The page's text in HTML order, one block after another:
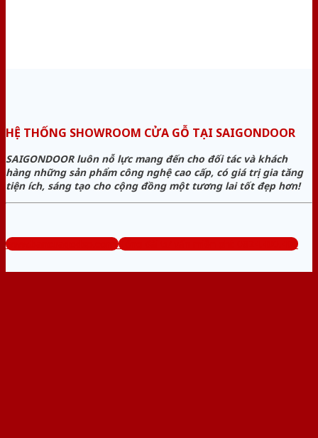
HỆ THỐNG SHOWROOM CỬA GỖ TẠI SAIGONDOOR
SAIGONDOOR luôn nỗ lực mang đến cho đối tác và khách
hàng những sản phẩm công nghệ cao cấp, có giá trị gia tăng
tiện ích, sáng tạo cho cộng đồng một tương lai tốt đẹp hơn!
www.bancuagodep.com Tổng đài tư vấn miễn phí: 0824.400.400